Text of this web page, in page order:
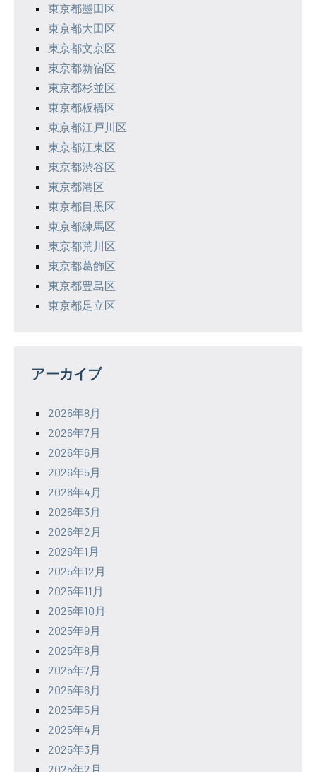
東京都墨田区
東京都大田区
東京都文京区
東京都新宿区
東京都杉並区
東京都板橋区
東京都江戸川区
東京都江東区
東京都渋谷区
東京都港区
東京都目黒区
東京都練馬区
東京都荒川区
東京都葛飾区
東京都豊島区
東京都足立区
アーカイブ
2026年8月
2026年7月
2026年6月
2026年5月
2026年4月
2026年3月
2026年2月
2026年1月
2025年12月
2025年11月
2025年10月
2025年9月
2025年8月
2025年7月
2025年6月
2025年5月
2025年4月
2025年3月
2025年2月